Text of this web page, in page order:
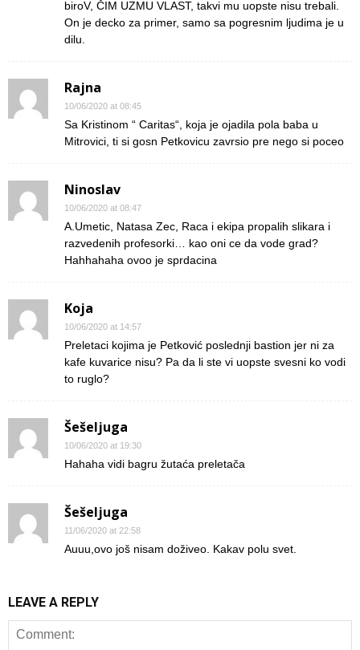
biroV, ČIM UZMU VLAST, takvi mu uopste nisu trebali.
On je decko za primer, samo sa pogresnim ljudima je u
dilu.
Rajna
10/06/2020 at 08:45
Sa Kristinom “ Caritas“, koja je ojadila pola baba u
Mitrovici, ti si gosn Petkovicu zavrsio pre nego si poceo
Ninoslav
10/06/2020 at 08:47
A.Umetic, Natasa Zec, Raca i ekipa propalih slikara i
razvedenih profesorki… kao oni ce da vode grad?
Hahhahaha ovoo je sprdacina
Koja
10/06/2020 at 14:57
Preletaci kojima je Petković poslednji bastion jer ni za
kafe kuvarice nisu? Pa da li ste vi uopste svesni ko vodi
to ruglo?
Šešeljuga
10/06/2020 at 19:30
Hahaha vidi bagru žutaća preletača
Šešeljuga
11/06/2020 at 22:58
Auuu,ovo još nisam doživeo. Kakav polu svet.
LEAVE A REPLY